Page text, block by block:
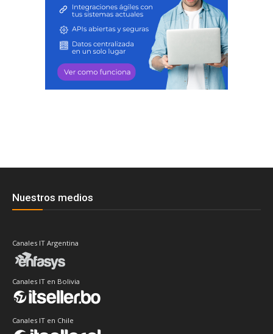
Nuestros medios
Canales IT Argentina
Canales IT en Bolivia
Canales IT en Chile